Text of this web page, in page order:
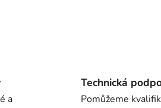
a
Technická
Pomůžeme